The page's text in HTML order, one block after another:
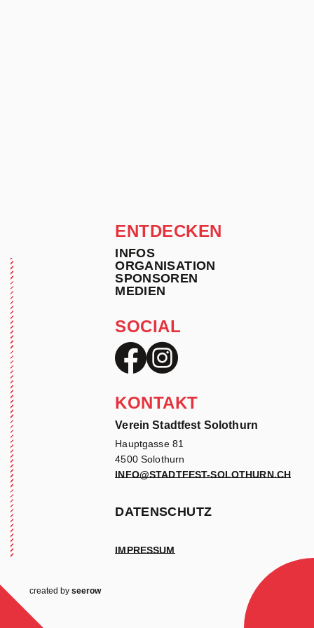
ENTDECKEN
INFOS
ORGANISATION
SPONSOREN
MEDIEN
SOCIAL
KONTAKT
Verein Stadtfest Solothurn
Hauptgasse 81
4500 Solothurn
INFO@STADTFEST-SOLOTHURN.CH
DATENSCHUTZ
IMPRESSUM
created by seerow